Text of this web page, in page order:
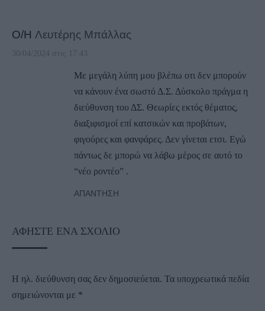
Ο/Η Λευτέρης Μπάλλας
30/04/2024 στις 17:43
Με μεγάλη λύπη μου βλέπω οτι δεν μπορούν
να κάνουν ένα σωστό Δ.Σ. Δύσκολο πράγμα η
διεύθυνση του ΔΣ. Θεωρίες εκτός θέματος,
διαξιφισμοί επί κατσικών και προβάτων,
φιγούρες και φανφάρες. Δεν γίνεται ετσι. Εγώ
πάντως δε μπορώ να λάβω μέρος σε αυτό το
“νέο ροντέο” .
ΑΠΆΝΤΗΣΗ
ΑΦΉΣΤΕ ΈΝΑ ΣΧΌΛΙΟ
Η ηλ. διεύθυνση σας δεν δημοσιεύεται. Τα υποχρεωτικά πεδία
σημειώνονται με *